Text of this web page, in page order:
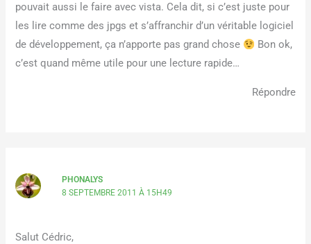
pouvait aussi le faire avec vista. Cela dit, si c’est juste pour
les lire comme des jpgs et s’affranchir d’un véritable logiciel
de développement, ça n’apporte pas grand chose
Bon ok,
c’est quand même utile pour une lecture rapide…
Répondre
PHONALYS
8 SEPTEMBRE 2011 À 15H49
Salut Cédric,